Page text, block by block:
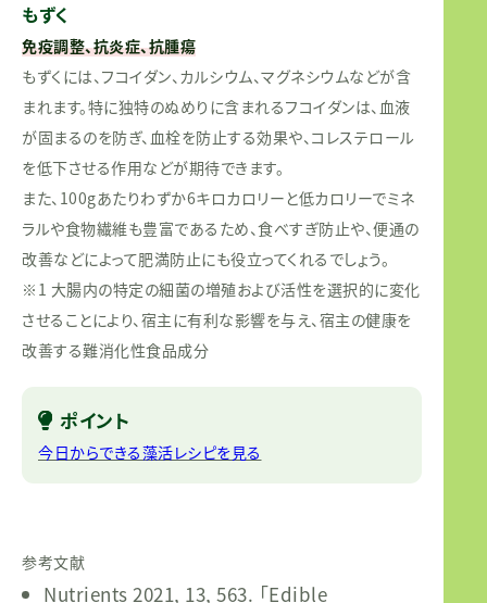
もずく
免疫調整、抗炎症、抗腫瘍
もずくには、フコイダン、カルシウム、マグネシウムなどが含
まれます。特に独特のぬめりに含まれるフコイダンは、血液
が固まるのを防ぎ、血栓を防止する効果や、コレステロール
を低下させる作用などが期待できます。
また、100gあたりわずか6キロカロリーと低カロリーでミネ
ラルや食物繊維も豊富であるため、食べすぎ防止や、便通の
改善などによって肥満防止にも役立ってくれるでしょう。
※1 大腸内の特定の細菌の増殖および活性を選択的に変化
させることにより、宿主に有利な影響を与え、宿主の健康を
改善する難消化性食品成分
ポイント
今日からできる藻活レシピを見る
参考文献
Nutrients 2021, 13, 563. 「Edible